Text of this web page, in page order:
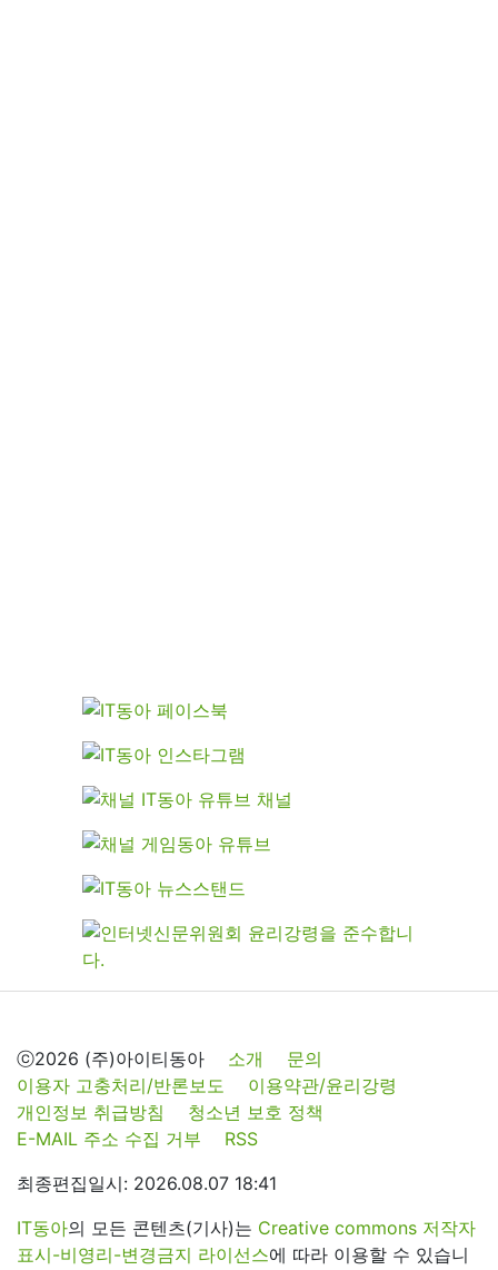
ⓒ2026 (주)아이티동아 소개
문의
이용자 고충처리/반론보도
이용약관/윤리강령
개인정보 취급방침
청소년 보호 정책
E-MAIL 주소 수집 거부
RSS
최종편집일시: 2026.08.07 18:41
IT동아의 모든 콘텐츠(기사)는 Creative commons 저작자
표시-비영리-변경금지 라이선스에 따라 이용할 수 있습니